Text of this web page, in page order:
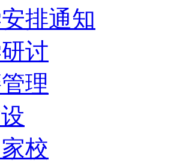
排通知
讨
理
校